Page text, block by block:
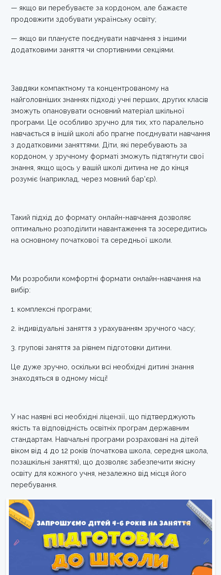
— якщо ви перебуваєте за кордоном, але бажаєте
продовжити здобувати українську освіту;
— якщо ви плануєте поєднувати навчання з іншими
додатковими заняття чи спортивними секціями.
Завдяки компактному та концентрованому на
найголовніших знаннях підході учні перших, других класів
зможуть опановувати основний матеріал шкільної
програми. Це особливо зручно для тих, хто паралельно
навчається в іншій школі або прагне поєднувати навчання
з додатковими заняттями. Діти, які перебувають за
кордоном, у зручному форматі зможуть підтягнути свої
знання, якщо щось у вашій школі дитина не до кінця
розуміє (наприклад, через мовний бар'єр).
Такий підхід до формату онлайн-навчання дозволяє
оптимально розподілити навантаження та зосередитись
на основному початкової та середньої школи.
Ми розробили комфортні формати онлайн-навчання на
вибір:
1. комплексні програми;
2. індивідуальні заняття з урахуванням зручного часу;
3. групові заняття за рівнем підготовки дитини.
Це дуже зручно, оскільки всі необхідні дитині знання
знаходяться в одному місці!
У нас наявні всі необхідні ліцензії, що підтверджують
якість та відповідність освітніх програм державним
стандартам. Навчальні програми розраховані на дітей
віком від 4 до 12 років (початкова школа, середня школа,
позашкільні заняття), що дозволяє забезпечити якісну
освіту для кожного учня, незалежно від місця його
перебування.